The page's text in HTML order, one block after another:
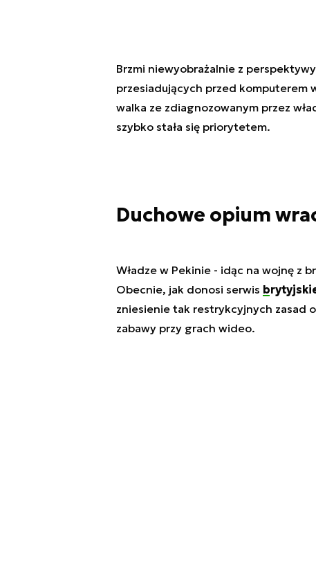
Brzmi niewyobrażalnie z
przesiadujących przed komputerem
walka ze zdiagnozowanym przez
szybko stała się priorytetem.
Duchowe opium
Władze w Pekinie - idąc na wojnę z
Obecnie, jak donosi serwis
zniesienie tak restrykcyjnych zasad
zabawy przy grach wideo.